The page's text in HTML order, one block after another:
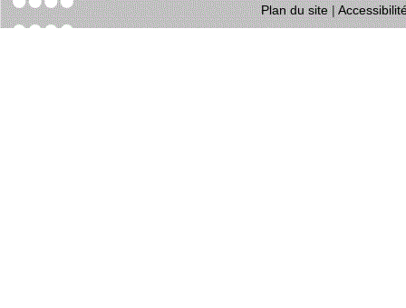
Plan du site|